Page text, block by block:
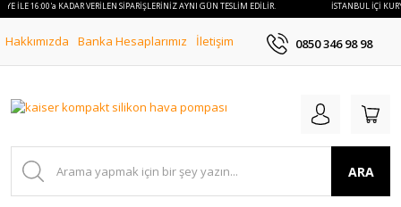
İLE 16:00'a KADAR VERİLEN SİPARİŞLERİNİZ AYNI GÜN TESLİM EDİLİR. İSTANBUL İÇİ
Hakkımızda Banka Hesaplarımız İletişim 0850 346 98 98
ARA